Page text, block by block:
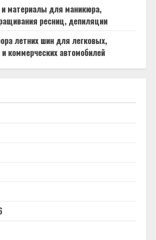
материалы для маникюра,
ресниц, депиляции
летних шин для легковых,
коммерческих автомобилей